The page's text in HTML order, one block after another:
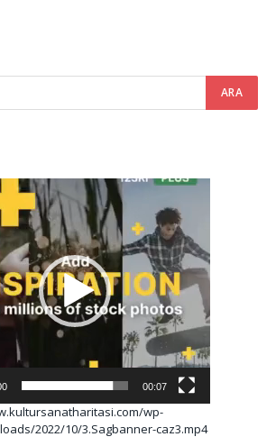
00:07
wp-
2022/10/3.Sagbanner-caz3.mp4